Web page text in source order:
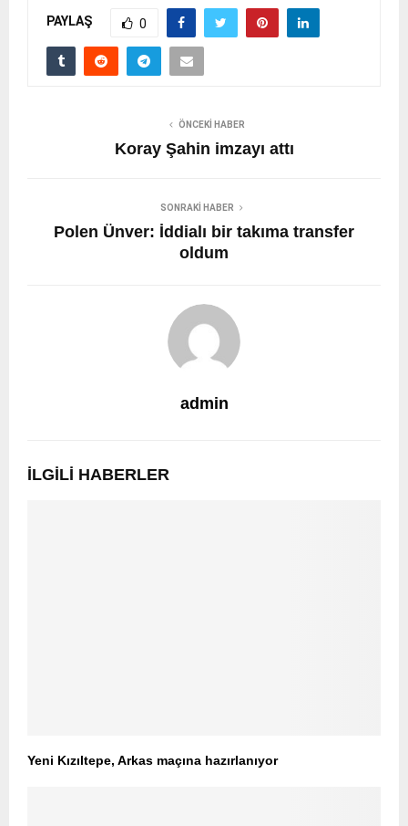
PAYLAŞ 0
ÖNCEKI HABER
Koray Şahin imzayı attı
SONRAKI HABER
Polen Ünver: İddialı bir takıma transfer
oldum
admin
İLGILI HABERLER
Yeni Kızıltepe, Arkas maçına hazırlanıyor